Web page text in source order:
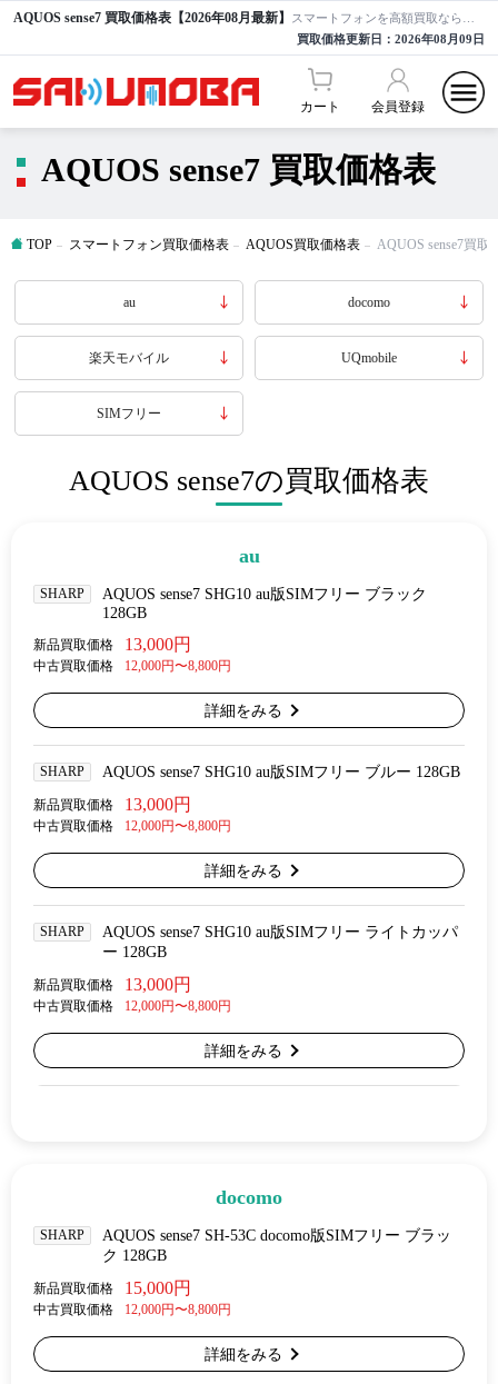
AQUOS sense7 買取価格表【2026年08月最新】
買取価格更新日： 2026年08月09日
カート 会員登録
AQUOS sense7 買取価格表
TOP スマートフォン買取価格表 AQUOS買取価格表 AQUOS sense7買取
au docomo
楽天モバイル UQmobile
SIMフリー
AQUOS sense7の買取価格表
au
SHARP
AQUOS sense7 SHG10 au版SIMフリー ブラック
128GB
新品買取価格 13,000円
中古買取価格 12,000円〜8,800円
詳細をみる
SHARP AQUOS sense7 SHG10 au版SIMフリー ブルー 128GB
新品買取価格 13,000円
中古買取価格 12,000円〜8,800円
詳細をみる
SHARP
AQUOS sense7 SHG10 au版SIMフリー ライトカッパ
ー 128GB
新品買取価格 13,000円
中古買取価格 12,000円〜8,800円
詳細をみる
docomo
SHARP
AQUOS sense7 SH-53C docomo版SIMフリー ブラッ
ク 128GB
新品買取価格 15,000円
中古買取価格 12,000円〜8,800円
詳細をみる